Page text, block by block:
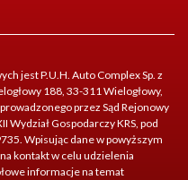
jest P.U.H. Auto Complex Sp. z
188, 33-311 Wielogłowy,
przez Sąd Rejonowy
Wydział Gospodarczy KRS, pod
Wpisując dane w powyższym
kontakt w celu udzielenia
informacje na temat